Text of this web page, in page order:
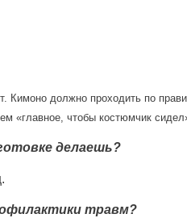
Кимоно должно проходить по
«главное, чтобы костюмчик
делаешь?
травм?